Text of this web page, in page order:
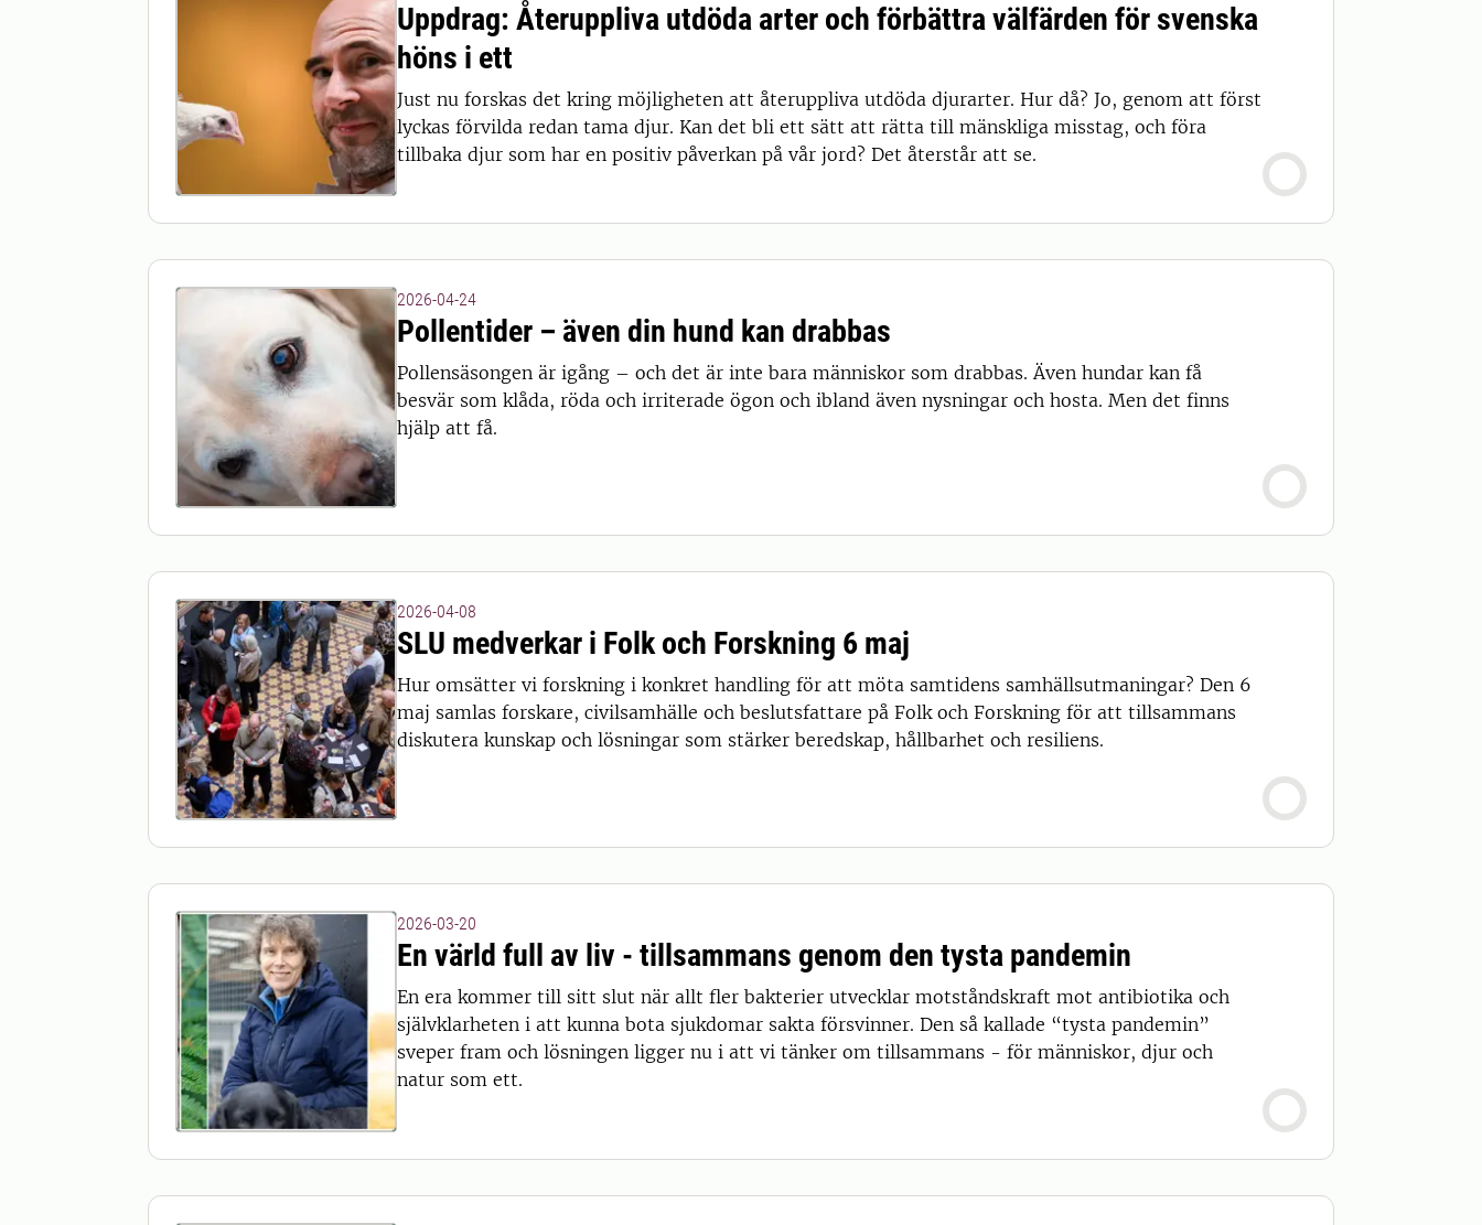
Uppdrag: Återuppliva utdöda arter och förbättra välfärden för svenska
höns i ett
Just nu forskas det kring möjligheten att återuppliva utdöda djurarter. Hur då? Jo, genom att först
lyckas förvilda redan tama djur. Kan det bli ett sätt att rätta till mänskliga misstag, och föra
tillbaka djur som har en positiv påverkan på vår jord? Det återstår att se.
2026-04-24
Pollentider – även din hund kan drabbas
Pollensäsongen är igång – och det är inte bara människor som drabbas. Även hundar kan få
besvär som klåda, röda och irriterade ögon och ibland även nysningar och hosta. Men det finns
hjälp att få.
2026-04-08
SLU medverkar i Folk och Forskning 6 maj
Hur omsätter vi forskning i konkret handling för att möta samtidens samhällsutmaningar? Den 6
maj samlas forskare, civilsamhälle och beslutsfattare på Folk och Forskning för att tillsammans
diskutera kunskap och lösningar som stärker beredskap, hållbarhet och resiliens.
2026-03-20
En värld full av liv - tillsammans genom den tysta pandemin
En era kommer till sitt slut när allt fler bakterier utvecklar motståndskraft mot antibiotika och
självklarheten i att kunna bota sjukdomar sakta försvinner. Den så kallade “tysta pandemin”
sveper fram och lösningen ligger nu i att vi tänker om tillsammans - för människor, djur och
natur som ett.